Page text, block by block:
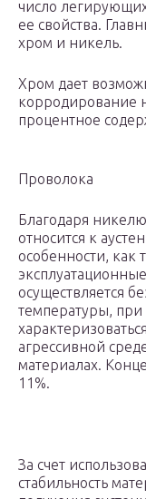
число
ее свойства.
хром и никель.
Хром дает
корродирование
процентное
Проволока
Благодаря
относится к
особенности, как
осуществляется
температуры, при
агрессивной
материалах.
11%.
За счет
стабильность